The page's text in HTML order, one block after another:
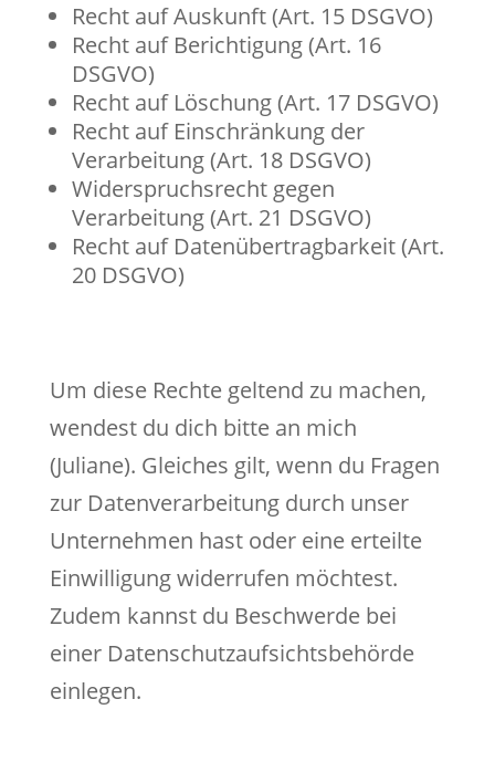
Recht auf Auskunft (Art. 15 DSGVO)
Recht auf Berichtigung (Art. 16
DSGVO)
Recht auf Löschung (Art. 17 DSGVO)
Recht auf Einschränkung der
Verarbeitung (Art. 18 DSGVO)
Widerspruchsrecht gegen
Verarbeitung (Art. 21 DSGVO)
Recht auf Datenübertragbarkeit (Art.
20 DSGVO)
Um diese Rechte geltend zu machen,
wendest du dich bitte an mich
(Juliane). Gleiches gilt, wenn du Fragen
zur Datenverarbeitung durch unser
Unternehmen hast oder eine erteilte
Einwilligung widerrufen möchtest.
Zudem kannst du Beschwerde bei
einer Datenschutzaufsichtsbehörde
einlegen.